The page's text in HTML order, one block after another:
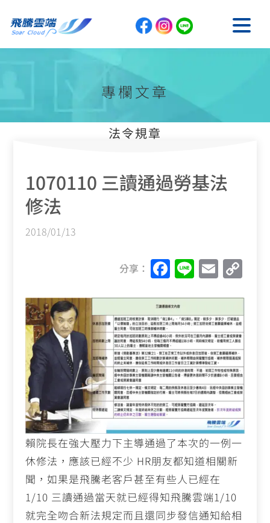
專欄文章
法令規章
1070110 三讀通過勞基法
修法
2018/01/13
分享： F
a
c
e
b
o
o
k
Li
n
e
E
m
ai
l
C
p
y
Li
n
k
賴院長在強大壓力下主導通過了本次的一例一
休修法，應該已經不少 HR朋友都知道相關新
聞，如果是飛騰老客戶甚至有些人已經在
1/10 三讀通過當天就已經得知飛騰雲端1/10
就完全吻合新法規定而且還同步發信通知給相